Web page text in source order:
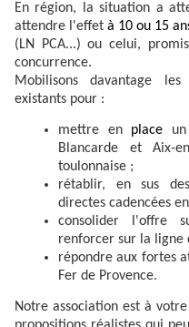
En région, la situation a
attendre l'effet à 10 ou 15
(LN PCA...) ou celui,
concurrence.
Mobilisons davantage
existants pour :
mettre en place un
Blancarde et Aix-
toulonnaise ;
rétablir, en sus
directes cadencées
consolider l'offre
renforcer sur la ligne
répondre aux fortes
Fer de Provence.
Notre association est à